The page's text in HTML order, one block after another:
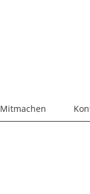
Mitmachen